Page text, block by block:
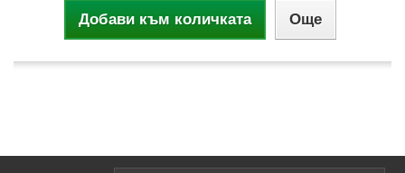
Добави към количката Още